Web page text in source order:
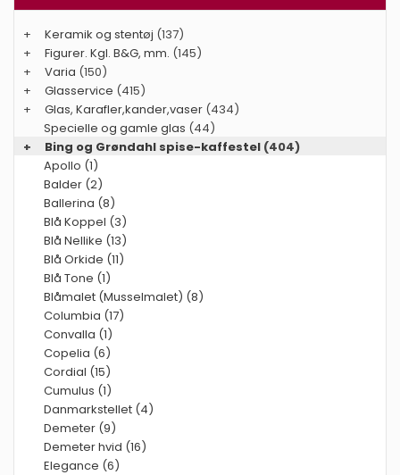
+ Keramik og stentøj (137)
+
Figurer. Kgl. B&G, mm. (145)
+
Varia (150)
+
Glasservice (415)
+
Glas, Karafler,kander,vaser (434)
Specielle og gamle glas (44)
+
Bing og Grøndahl spise-kaffestel (404)
Apollo (1)
Balder (2)
Ballerina (8)
Blå Koppel (3)
Blå Nellike (13)
Blå Orkide (11)
Blå Tone (1)
Blåmalet (Musselmalet) (8)
Columbia (17)
Convalla (1)
Copelia (6)
Cordial (15)
Cumulus (1)
Danmarkstellet (4)
Demeter (9)
Demeter hvid (16)
Elegance (6)